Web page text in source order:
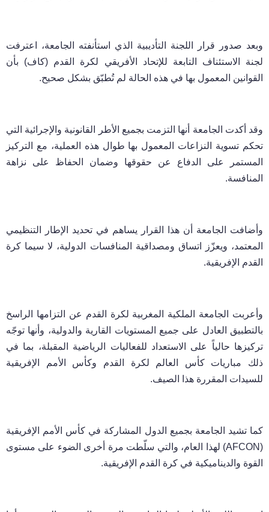
وبعد صدور قرار اللجنة التأديبية الذي استأنفته الجامعة، اعترفت
لجنة الاستئناف التابعة للإتحاد الأفريقي لكرة القدم (كاف) بأن
القوانين المعمول بها في هذه الحالة لم تُطبّق بشكل صحيح.
وقد أكدت الجامعة أنها التزمت بجميع الأطر القانونية والإجرائية التي
تحكم تسوية النزاعات المعمول بها طوال هذه العملية، مع التركيز
المستمر على الدفاع عن حقوقها وضمان الحفاظ على نزاهة
المنافسة.
وأضافت الجامعة أن هذا القرار يساهم في تحديد الإطار التنظيمي
المعتمد، ويعزّز اتساق ومصداقية المنافسات الدولية، لا سيما كرة
القدم الإفريقية.
وأعربت الجامعة الملكية المغربية لكرة القدم عن التزامها الراسخ
بالتطبيق العادل على جميع المستويات القارية والدولية، وأنها توجّه
تركيزها حالياً على الاستعداد للفعاليات الرياضية المقبلة، بما في
ذلك مباريات كأس العالم لكرة القدم وكأس الأمم الإفريقية
للسيدات المقررة هذا الصيف.
كما تشيد الجامعة بجميع الدول المشاركة في كأس الأمم الإفريقية
(AFCON) لهذا العام، والتي سلّطت مرة أخرى الضوء على مستوى
القوة والديناميكية في كرة القدم الإفريقية.